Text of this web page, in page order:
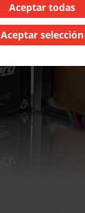
Aceptar todas
Aceptar selección